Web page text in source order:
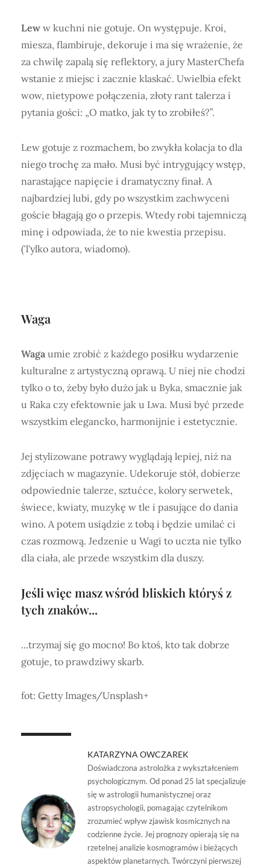
Lew w kuchni nie gotuje. On występuje. Kroi,
miesza, flambiruje, dekoruje i ma się wrażenie, że
za chwilę zapalą się reflektory, a jury MasterChefa
wstanie z miejsc i zacznie klaskać. Uwielbia efekt
wow, nietypowe połączenia, złoty rant talerza i
pytania gości: „O matko, jak ty to zrobiłeś?”.
Lew gotuje z rozmachem, bo zwykła kolacja to dla
niego trochę za mało. Musi być intrygujący wstęp,
narastające napięcie i dramatyczny finał. A
najbardziej lubi, gdy po wszystkim zachwyceni
goście błagają go o przepis. Wtedy robi tajemniczą
minę i odpowiada, że to nie kwestia przepisu.
(Tylko autora, wiadomo).
Waga
Waga umie zrobić z każdego posiłku wydarzenie
kulturalne z artystyczną oprawą. U niej nie chodzi
tylko o to, żeby było dużo jak u Byka, smacznie jak
u Raka czy efektownie jak u Lwa. Musi być przede
wszystkim elegancko, harmonijnie i estetycznie.
Jej stylizowane potrawy wyglądają lepiej, niż na
zdjęciach w magazynie. Udekoruje stół, dobierze
odpowiednie talerze, sztućce, kolory serwetek,
świece, kwiaty, muzykę w tle i pasujące do dania
wino. A potem usiądzie z tobą i będzie umilać ci
czas rozmową. Jedzenie u Wagi to uczta nie tylko
dla ciała, ale przede wszystkim dla duszy.
Jeśli więc masz wśród bliskich któryś z
tych znaków...
...trzymaj się go mocno! Bo ktoś, kto tak dobrze
gotuje, to prawdziwy skarb.
fot: Getty Images/Unsplash+
KATARZYNA OWCZAREK
Doświadczona astrolożka z wykształceniem
psychologicznym. Od ponad 25 lat specjalizuje
się w astrologii humanistycznej oraz
astropsychologii, pomagając czytelnikom
zrozumieć wpływ zjawisk kosmicznych na
codzienne życie. Jej prognozy opierają się na
rzetelnej analizie kosmogramów i bieżących
aspektów planetarnych. Twórczyni pierwszej